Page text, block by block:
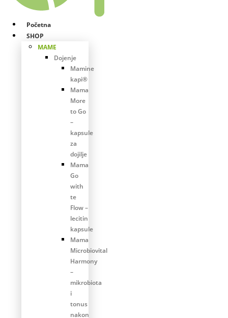
Početna
SHOP
MAME
Dojenje
Mamine
kapi®
Mama
More
to Go
–
kapsule
za
dojilje
Mama
Go
with
te
Flow –
lecitin
kapsule
Mama
Microbiovital
Harmony
–
mikrobiota
i
tonus
nakon